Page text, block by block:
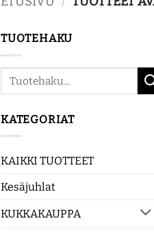
TUOTEHAKU
Etsi:
KATEGORIAT
KAIKKI TUOTTEET
Kesäjuhlat
KUKKAKAUPPA